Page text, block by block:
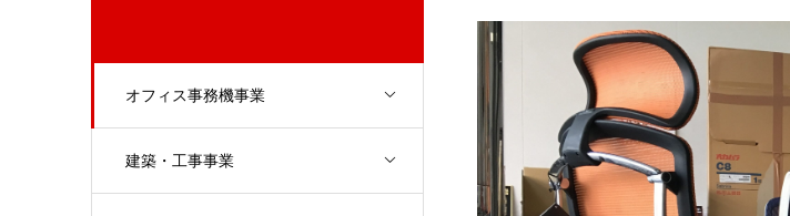
オフィス事務機事業
建築・工事事業